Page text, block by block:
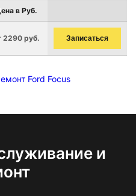
в Руб.
2290 руб. Записаться
Ford Focus
и